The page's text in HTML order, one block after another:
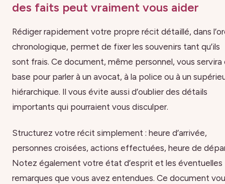
des faits peut vraiment vous aider
Rédiger rapidement votre propre récit détaillé, dans
chronologique, permet de fixer les souvenirs tant qu’ils
sont frais. Ce document, même personnel, vous servira
base pour parler à un avocat, à la police ou à un
hiérarchique. Il vous évite aussi d’oublier des détails
importants qui pourraient vous disculper.
Structurez votre récit simplement : heure d’arrivée,
personnes croisées, actions effectuées, heure de
Notez également votre état d’esprit et les éventuelles
remarques que vous avez entendues. Ce document